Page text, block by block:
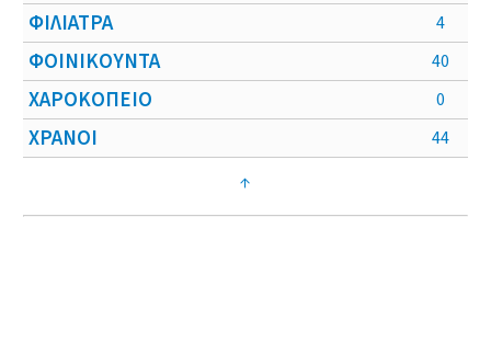
ΦΙΛΙΑΤΡΑ 4
ΦΟΙΝΙΚΟΥΝΤΑ 40
ΧΑΡΟΚΟΠΕΙΟ 0
ΧΡΑΝΟΙ
44
↑